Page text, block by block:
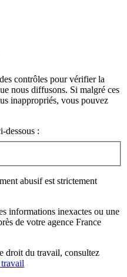
contrôles pour vérifier la
nous diffusons. Si malgré ces
inappropriés, vous pouvez
dessous :
abusif est strictement
informations inexactes ou une
de votre agence France
droit du travail, consultez